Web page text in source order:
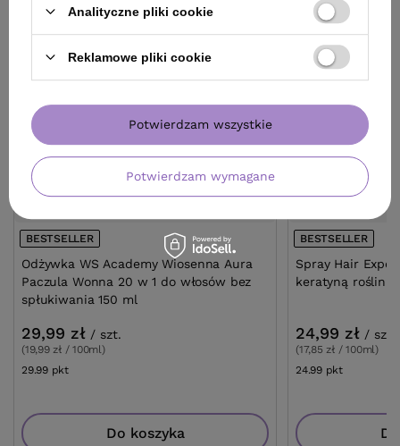
BESTSELLER
Odżywka WS Academy Wiosenna Aura
Paczula Wonna 20 w 1 do włosów bez
spłukiwania 150 ml
29,99 zł / szt.
(19,99 zł / 100ml)
29.99 pktpunktów
Do koszyka
BESTSELLER
Spray Hair
keratyną
24,99 zł / szt.
(17,85 zł / 100ml)
24.99 pktpunktów
Analityczne pliki cookie
Reklamowe pliki cookie
Potwierdzam wymagane
Potwierdzam wszystkie